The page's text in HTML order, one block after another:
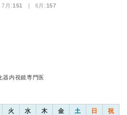
月:151 | 6月:157
器内視鏡専門医
火 水 木 金 土 日 祝